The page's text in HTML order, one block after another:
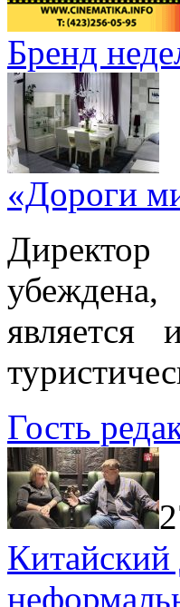
Бренд
«Дороги
убеждена,
является
Гость